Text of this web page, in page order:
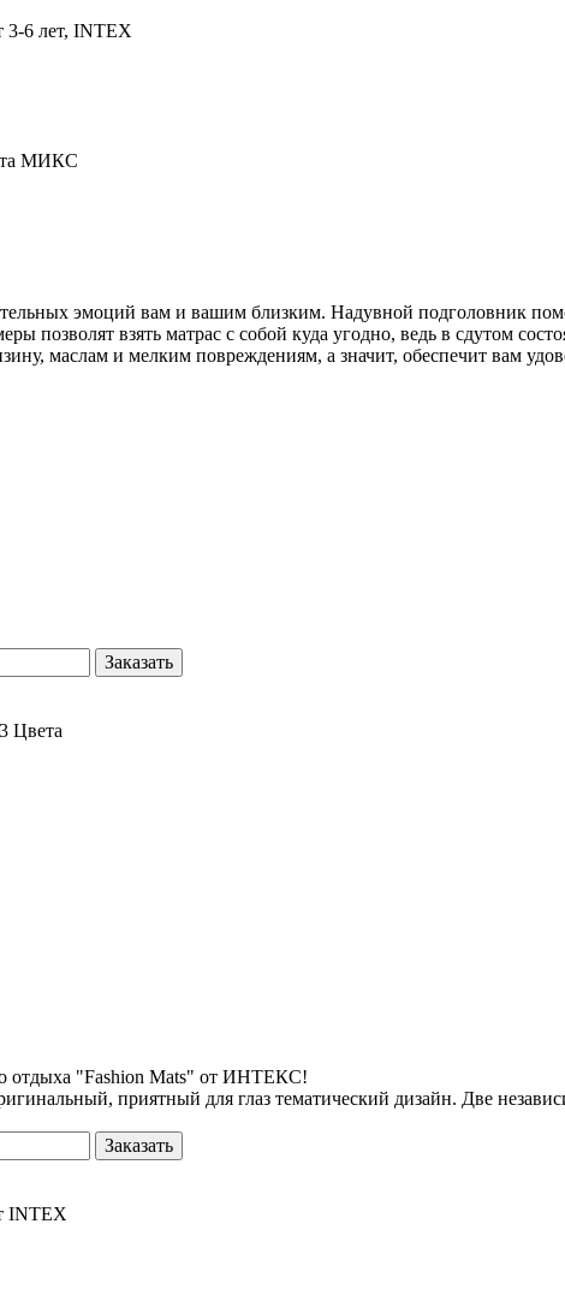
3-6 лет, INTEX
МИКС
эмоций вам и вашим близким. Надувной подголовник
позволят взять матрас с собой куда угодно, ведь в сдутом
маслам и мелким повреждениям, а значит, обеспечит вам
Заказать
Цвета
отдыха "Fashion Mats" от ИНТЕКС!
приятный для глаз тематический дизайн. Две
Заказать
INTEX